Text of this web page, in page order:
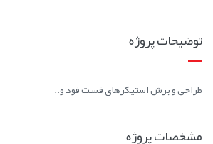
توضیحات پروژه
طراحی و برش استیکرهای فست فود و..
مشخصات پروژه